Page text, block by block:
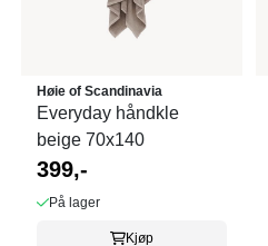
Høie of Scandinavia
Everyday håndkle
beige 70x140
399,-
På lager
Kjøp